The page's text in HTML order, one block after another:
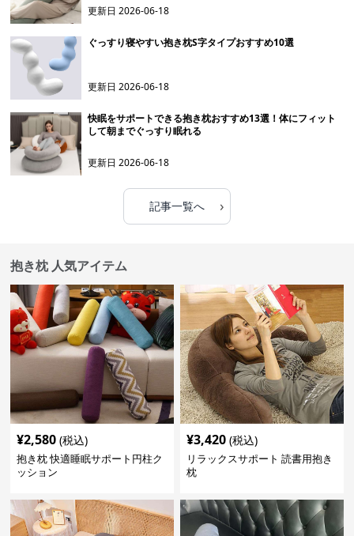
更新日2026-06-18
ぐっすり寝やすい抱き枕S字タイプおすすめ10選
更新日2026-06-18
快眠をサポートできる抱き枕おすすめ13選！体にフィット
して朝までぐっすり眠れる
更新日2026-06-18
記事一覧へ ›
抱き枕 人気アイテム
¥2,580 (税込)
抱き枕 快適睡眠サポート円柱ク
ッション
¥3,420 (税込)
リラックスサポート 読書用抱き
枕